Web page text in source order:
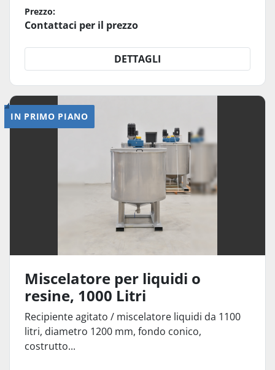
Prezzo:
Contattaci per il prezzo
DETTAGLI
IN PRIMO PIANO
Miscelatore per liquidi o
resine, 1000 Litri
Recipiente agitato / miscelatore liquidi da 1100
litri, diametro 1200 mm, fondo conico,
costrutto...